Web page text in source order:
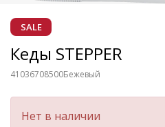
SALE
Кеды STEPPER
41036708500Бежевый
Нет в наличии